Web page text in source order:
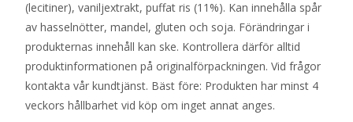
(lecitiner), vaniljextrakt, puffat ris (11%). Kan innehålla spår
av hasselnötter, mandel, gluten och soja. Förändringar i
produkternas innehåll kan ske. Kontrollera därför alltid
produktinformationen på originalförpackningen. Vid frågor
kontakta vår kundtjänst. Bäst före: Produkten har minst 4
veckors hållbarhet vid köp om inget annat anges.